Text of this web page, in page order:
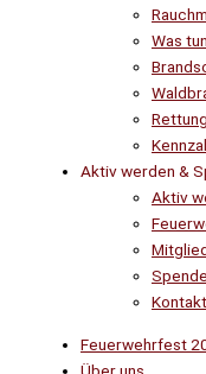
Was
Aktiv werden &
Aktiv
Kontakt
Feuerwehrfest